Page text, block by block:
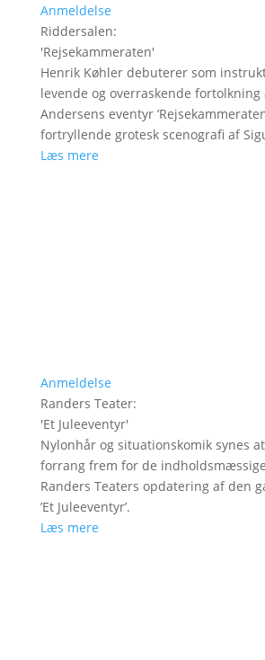
Anmeldelse
Riddersalen:
'Rejsekammeraten'
Henrik Køhler debuterer som
levende og overraskende fortolkning
Andersens eventyr
fortryllende grotesk scenografi af
Læs mere
Anmeldelse
Randers Teater:
'Et Juleeventyr'
Nylonhår og situationskomik synes
forrang frem for de
Randers Teaters opdatering af den
’Et Juleeventyr’.
Læs mere